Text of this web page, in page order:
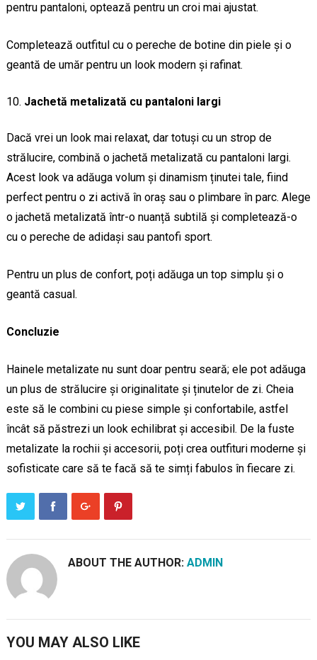
pentru pantaloni, optează pentru un croi mai ajustat.
Completează outfitul cu o pereche de botine din piele și o
geantă de umăr pentru un look modern și rafinat.
Jachetă metalizată cu pantaloni largi
Dacă vrei un look mai relaxat, dar totuși cu un strop de
strălucire, combină o jachetă metalizată cu pantaloni largi.
Acest look va adăuga volum și dinamism ținutei tale, fiind
perfect pentru o zi activă în oraș sau o plimbare în parc. Alege
o jachetă metalizată într-o nuanță subtilă și completează-o
cu o pereche de adidași sau pantofi sport.
Pentru un plus de confort, poți adăuga un top simplu și o
geantă casual.
Concluzie
Hainele metalizate nu sunt doar pentru seară; ele pot adăuga
un plus de strălucire și originalitate și ținutelor de zi. Cheia
este să le combini cu piese simple și confortabile, astfel
încât să păstrezi un look echilibrat și accesibil. De la fuste
metalizate la rochii și accesorii, poți crea outfituri moderne și
sofisticate care să te facă să te simți fabulos în fiecare zi.
ABOUT THE AUTHOR: ADMIN
YOU MAY ALSO LIKE